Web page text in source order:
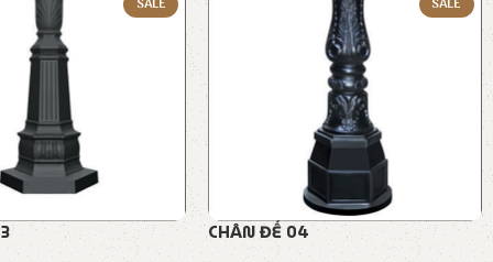
CHÂN ĐẾ 04